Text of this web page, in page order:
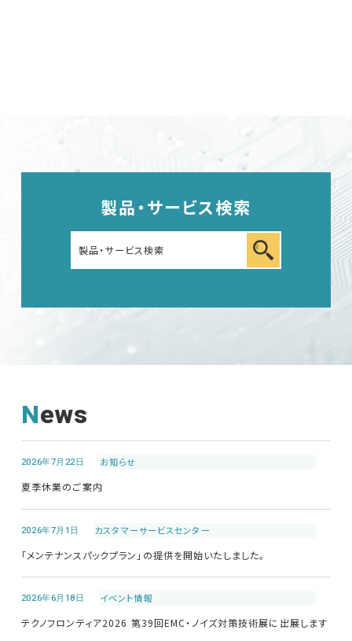
修理・校正
サポートデスク
English
製品・サービス検索
News
2026年7月22日 お知らせ
夏季休業のご案内
2026年7月1日 カスタマーサービスセンター
「メンテナンスパックプラン」の提供を開始いたしました。
2026年6月18日 イベント情報
テクノフロンティア2026 第39回EMC・ノイズ対策技術展に出展します